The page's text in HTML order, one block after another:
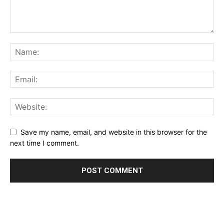
Save my name, email, and website in this browser for the
next time I comment.